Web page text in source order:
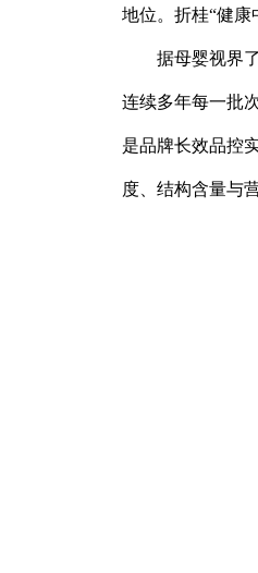
地位。折桂“健康
据母婴视界
连续多年每一批
是品牌长效品控
度、结构含量与